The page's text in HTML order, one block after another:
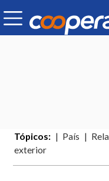
Tópicos: País
exterior